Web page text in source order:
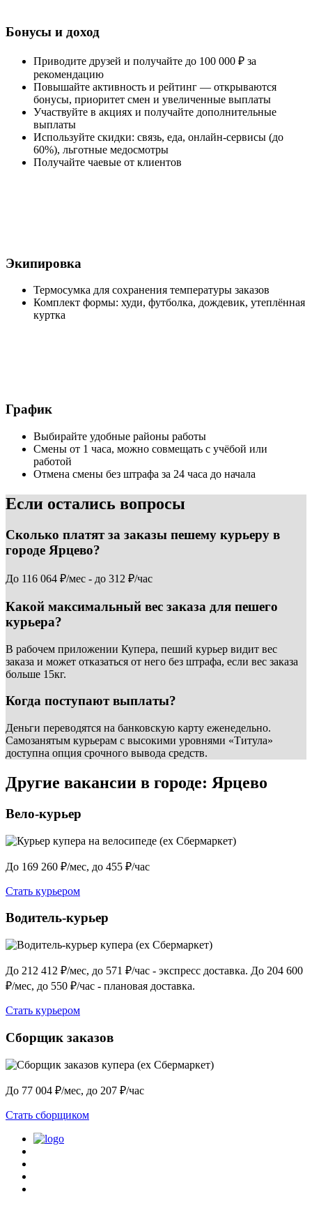
Бонусы и доход
Приводите друзей и получайте до 100 000 ₽ за
рекомендацию
Повышайте активность и рейтинг — открываются
бонусы, приоритет смен и увеличенные выплаты
Участвуйте в акциях и получайте дополнительные
выплаты
Используйте скидки: связь, еда, онлайн-сервисы (до
60%), льготные медосмотры
Получайте чаевые от клиентов
Экипировка
Термосумка для сохранения температуры заказов
Комплект формы: худи, футболка, дождевик, утеплённая
куртка
График
Выбирайте удобные районы работы
Смены от 1 часа, можно совмещать с учёбой или
работой
Отмена смены без штрафа за 24 часа до начала
Если остались вопросы
Сколько платят за заказы пешему курьеру в
городе Ярцево?
До 116 064 ₽/мес - до 312 ₽/час
Какой максимальный вес заказа для пешего
курьера?
В рабочем приложении Купера, пеший курьер видит вес
заказа и может отказаться от него без штрафа, если вес заказа
больше 15кг.
Когда поступают выплаты?
Деньги переводятся на банковскую карту еженедельно.
Самозанятым курьерам с высокими уровнями «Титула»
доступна опция срочного вывода средств.
Другие вакансии в городе: Ярцево
Вело-курьер
До 169 260 ₽/мес, до 455 ₽/час
Стать курьером
Водитель-курьер
До 212 412 ₽/мес, до 571 ₽/час - экспресс доставка. До 204 600
₽/мес, до 550 ₽/час - плановая доставка.
Стать курьером
Сборщик заказов
До 77 004 ₽/мес, до 207 ₽/час
Стать сборщиком